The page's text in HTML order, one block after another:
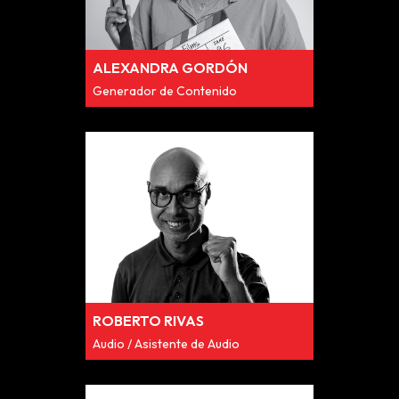
ALEXANDRA GORDÓN
Generador de Contenido
ROBERTO RIVAS
Audio / Asistente de Audio